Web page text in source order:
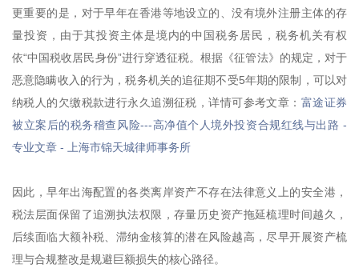
更重要的是，对于早年在香港等地设立的、没有境外注册主体的存
量投资，由于其投资主体是境内的中国税务居民，税务机关有权
依“中国税收居民身份”进行穿透征税。根据《征管法》的规定，对于
恶意隐瞒收入的行为，税务机关的追征期不受5年期的限制，可以对
纳税人的欠缴税款进行永久追溯征税，详情可参考文章： 富途证券
被立案后的税务稽查风险---高净值个人境外投资合规红线与出路 -
专业文章 - 上海市锦天城律师事务所
因此，早年出海配置的各类离岸资产不存在法律意义上的安全港，
税法层面保留了追溯执法权限，存量历史资产拖延梳理时间越久，
后续面临大额补税、滞纳金核算的潜在风险越高，尽早开展资产梳
理与合规整改是规避巨额损失的核心路径。